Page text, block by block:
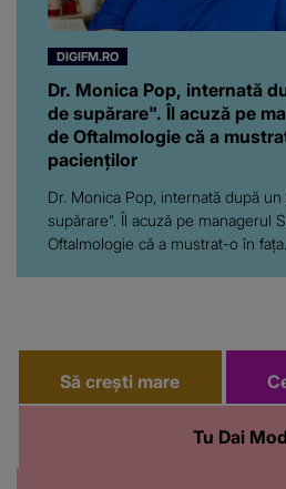
DIGIFM.RO
Dr. Monica Pop, internată
de supărare". Îl acuză pe
de Oftalmologie că a
pacienților
Dr. Monica Pop, internată după un
supărare". Îl acuză pe managerul
Oftalmologie că a mustrat-o în
Să crești mare
Tu Dai